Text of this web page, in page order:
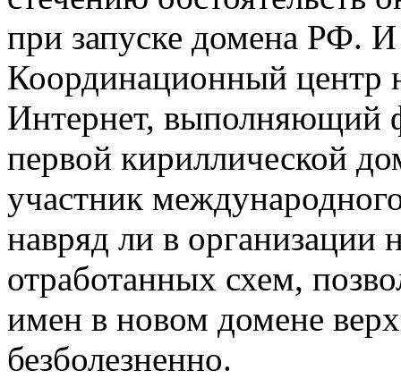
при запуске домена РФ.
Координационный центр
Интернет, выполняющий
первой кириллической
участник
навряд ли в организации
отработанных схем,
имен в новом домене
безболезненно.